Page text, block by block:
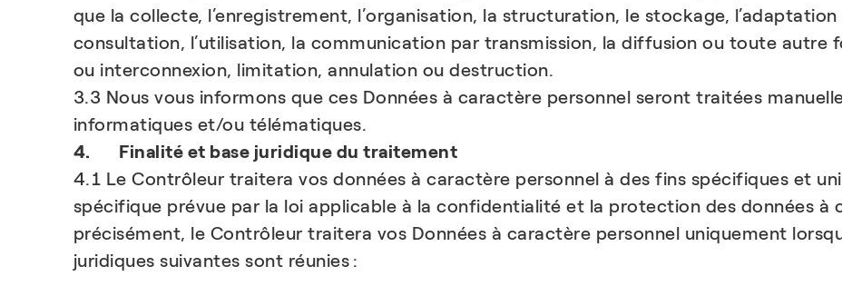
que la collecte, l’enregistrement, l’organisation, la structuration, le stockage,
consultation, l’utilisation, la communication par transmission, la diffusion ou toute autre
ou interconnexion, limitation, annulation ou destruction.
3.3 Nous vous informons que ces Données à caractère personnel seront traitées
informatiques et/ou télématiques.
4. Finalité et base juridique du traitement
4.1 Le Contrôleur traitera vos données à caractère personnel à des fins spécifiques et
spécifique prévue par la loi applicable à la confidentialité et la protection des données à
précisément, le Contrôleur traitera vos Données à caractère personnel uniquement
juridiques suivantes sont réunies :